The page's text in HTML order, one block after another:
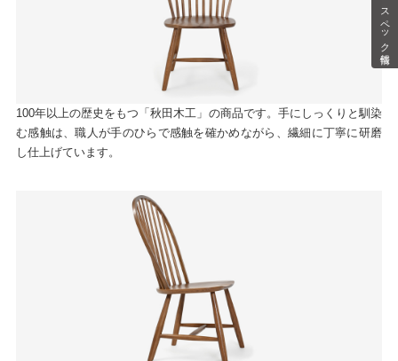
スペック情報
100年以上の歴史をもつ「秋田木工」の商品です。手にしっくりと馴染
む感触は、職人が手のひらで感触を確かめながら、繊細に丁寧に研磨
し仕上げています。